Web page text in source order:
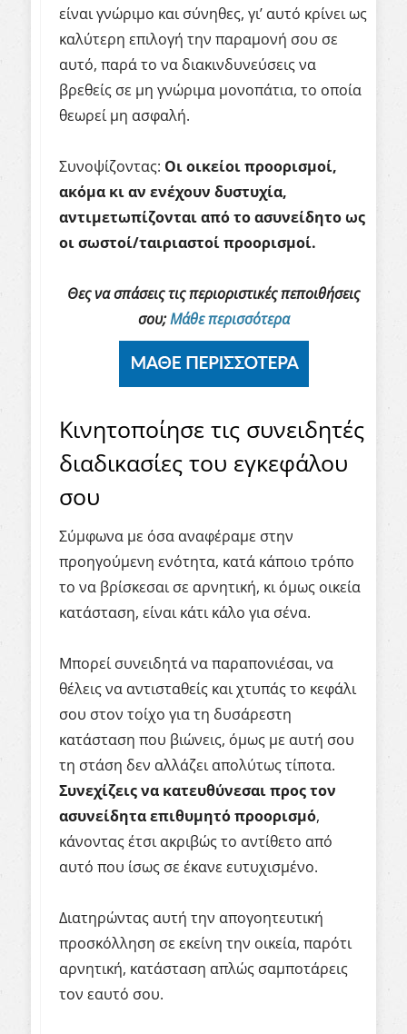
είναι γνώριμο και σύνηθες, γι’ αυτό κρίνει ως
καλύτερη επιλογή την παραμονή σου σε
αυτό, παρά το να διακινδυνεύσεις να
βρεθείς σε μη γνώριμα μονοπάτια, το οποία
θεωρεί μη ασφαλή.
Συνοψίζοντας: Οι οικείοι προορισμοί,
ακόμα κι αν ενέχουν δυστυχία,
αντιμετωπίζονται από το ασυνείδητο ως
οι σωστοί/ταιριαστοί προορισμοί.
Θες να σπάσεις τις περιοριστικές πεποιθήσεις
σου;Μάθε περισσότερα
Κινητοποίησε τις συνειδητές
διαδικασίες του εγκεφάλου
σου
Σύμφωνα με όσα αναφέραμε στην
προηγούμενη ενότητα, κατά κάποιο τρόπο
το να βρίσκεσαι σε αρνητική, κι όμως οικεία
κατάσταση, είναι κάτι κάλο για σένα.
Μπορεί συνειδητά να παραπονιέσαι, να
θέλεις να αντισταθείς και χτυπάς το κεφάλι
σου στον τοίχο για τη δυσάρεστη
κατάσταση που βιώνεις, όμως με αυτή σου
τη στάση δεν αλλάζει απολύτως τίποτα.
Συνεχίζεις να κατευθύνεσαι προς τον
ασυνείδητα επιθυμητό προορισμό,
κάνοντας έτσι ακριβώς το αντίθετο από
αυτό που ίσως σε έκανε ευτυχισμένο.
Διατηρώντας αυτή την απογοητευτική
προσκόλληση σε εκείνη την οικεία, παρότι
αρνητική, κατάσταση απλώς σαμποτάρεις
τον εαυτό σου.